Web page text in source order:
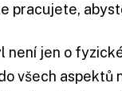
pracujete,
není jen o
všech aspektů